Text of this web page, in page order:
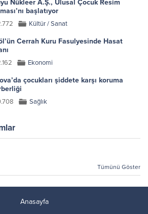
Nükleer A.Ş., Ulusal Çocuk Resim
başlatıyor
Kültür / Sanat
Cerrah Kuru Fasulyesinde Hasat
Ekonomi
çocukları şiddete karşı koruma
Sağlık
Tümünü Göster
Anasayfa